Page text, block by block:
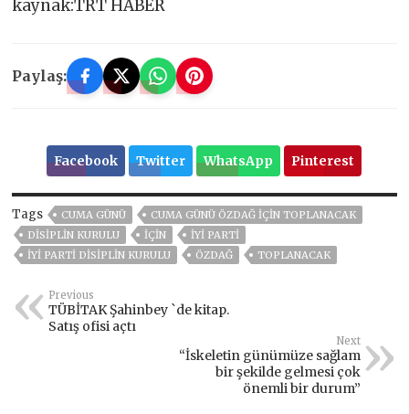
kaynak:TRT HABER
Paylaş:
Facebook Twitter WhatsApp Pinterest
Tags CUMA GÜNÜ
CUMA GÜNÜ ÖZDAĞ IÇIN TOPLANACAK
DISIPLIN KURULU
İÇİN
İYİ PARTİ
İYI PARTI DISIPLIN KURULU
ÖZDAĞ TOPLANACAK
Previous
TÜBİTAK Şahinbey `de kitap.
Satış ofisi açtı
Next
“İskeletin günümüze sağlam
bir şekilde gelmesi çok
önemli bir durum”